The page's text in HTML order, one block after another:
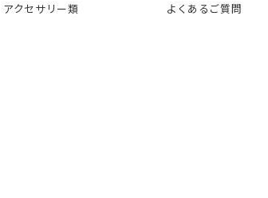
アクセサリー類
よくあるご質問